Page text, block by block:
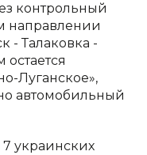
контрольный
направлении
- Талаковка -
Луганское»,
автомобильный
украинских